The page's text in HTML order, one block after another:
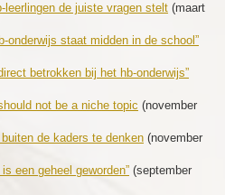
leerlingen de juiste vragen stelt (maart
onderwijs staat midden in de school”
betrokken bij het hb-onderwijs”
not be a niche topic (november
de kaders te denken (november
een geheel geworden” (september